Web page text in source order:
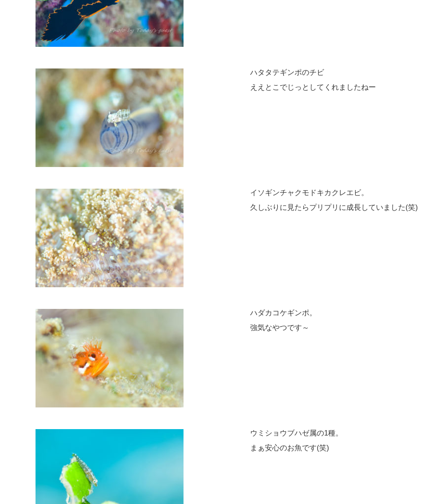
ハタタテギンポのチビ
ええとこでじっとしてくれましたねー
イソギンチャクモドキカクレエビ。
久しぶりに見たらプリプリに成長していました(笑)
ハダカコケギンポ。
強気なやつです～
ウミショウブハゼ属の1種。
まぁ安心のお魚です(笑)